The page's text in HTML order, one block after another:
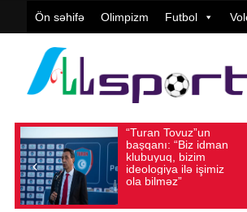
Ön səhifə Olimpizm Futbol
başqanı: “Biz idman
klubuyuq, bizim
ideologiya ilə işimiz
ola bilməz”
Avqust 05, 2026